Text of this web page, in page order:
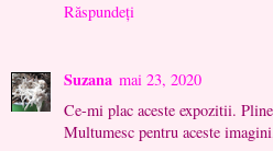
Răspundeți
Suzana mai 23, 2020
Ce-mi plac aceste expozitii.
Multumesc pentru aceste